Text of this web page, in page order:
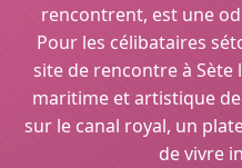
rencontrent, est une
Pour les célibataires
site de rencontre à Sète
maritime et artistique
sur le canal royal, un
de vivre